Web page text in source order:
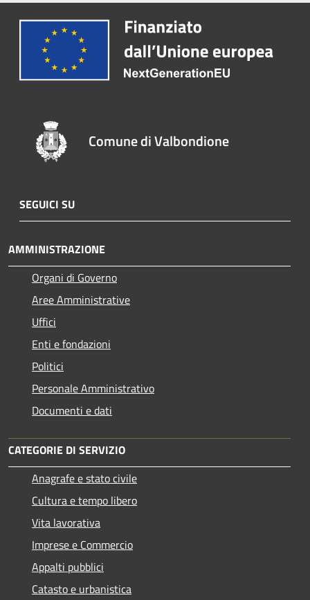
Comune di Valbondione
SEGUICI SU
AMMINISTRAZIONE
Organi di Governo
Aree Amministrative
Uffici
Enti e fondazioni
Politici
Personale Amministrativo
Documenti e dati
CATEGORIE DI SERVIZIO
Anagrafe e stato civile
Cultura e tempo libero
Vita lavorativa
Imprese e Commercio
Appalti pubblici
Catasto e urbanistica